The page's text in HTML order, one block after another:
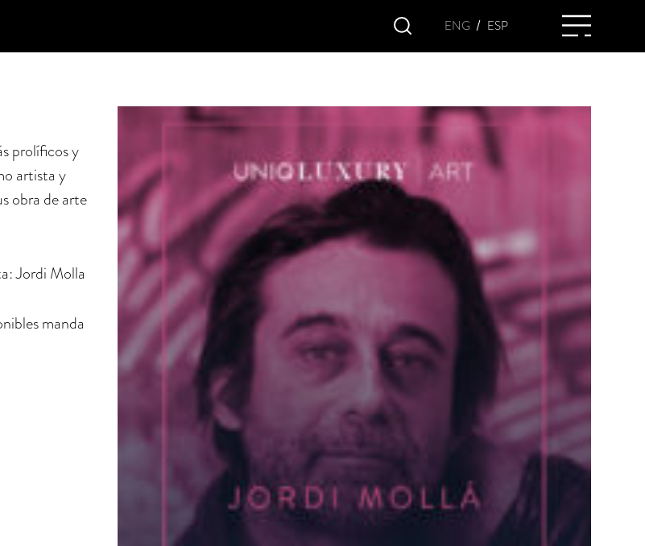
ENG / ESP
prolíficos y
artista y
obra de arte
Jordi Molla
manda